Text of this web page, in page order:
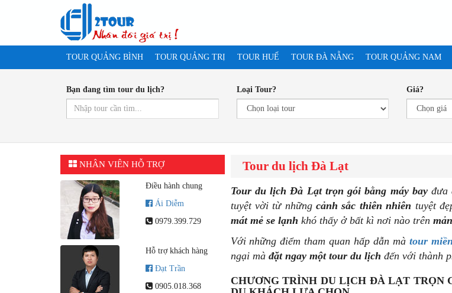
TOUR QUẢNG BÌNH TOUR QUẢNG TRỊ TOUR HUẾ TOUR ĐÀ NẴNG TOUR QUẢNG NAM
Bạn đang tìm tour du lịch? Loại Tour? Giá?
Tour du lịch Đà Lạt
Tourdu lịch Đà Lạt trọn gói bằng máy bayđưa
tuyệt vời từ nhữngcảnh sắc thiên nhiên tuyệt
mát mẻ se lạnh khó thấy ở bất kì nơi nào trên
Với những điểm tham quan hấp dẫn mà tour
ngại mà đặt ngay một tour du lịch đến với thành
CHƯƠNG TRÌNH DU LỊCH ĐÀ LẠT TRỌN
NHÂN VIÊN HỖ TRỢ
Điều hành chung
Ái Diễm
0979.399.729
Hỗ trợ khách hàng
Đạt Trần
0905.018.368